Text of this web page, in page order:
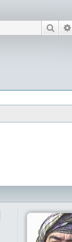
Cerca